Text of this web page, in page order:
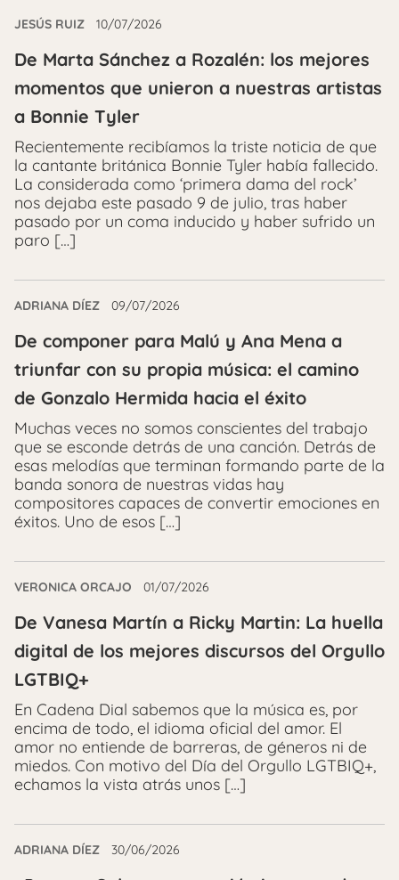
JESÚS RUIZ 10/07/2026
De Marta Sánchez a Rozalén: los mejores
momentos que unieron a nuestras artistas
a Bonnie Tyler
Recientemente recibíamos la triste noticia de que
la cantante británica Bonnie Tyler había fallecido.
La considerada como ‘primera dama del rock’
nos dejaba este pasado 9 de julio, tras haber
pasado por un coma inducido y haber sufrido un
paro […]
ADRIANA DÍEZ 09/07/2026
De componer para Malú y Ana Mena a
triunfar con su propia música: el camino
de Gonzalo Hermida hacia el éxito
Muchas veces no somos conscientes del trabajo
que se esconde detrás de una canción. Detrás de
esas melodías que terminan formando parte de la
banda sonora de nuestras vidas hay
compositores capaces de convertir emociones en
éxitos. Uno de esos […]
VERONICA ORCAJO 01/07/2026
De Vanesa Martín a Ricky Martin: La huella
digital de los mejores discursos del Orgullo
LGTBIQ+
En Cadena Dial sabemos que la música es, por
encima de todo, el idioma oficial del amor. El
amor no entiende de barreras, de géneros ni de
miedos. Con motivo del Día del Orgullo LGTBIQ+,
echamos la vista atrás unos […]
ADRIANA DÍEZ 30/06/2026